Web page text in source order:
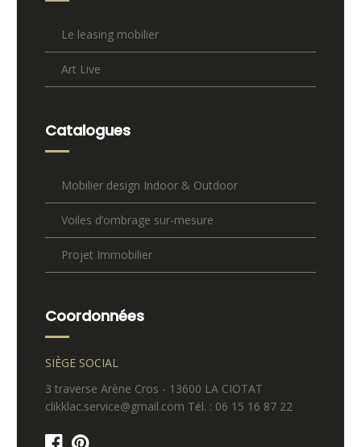
Le leasing mobilier
Art Live
Catalogues
Mobilier design Indoor & Outdoor
Voiles d’ombrage sur-mesure
Projet Immobilier
Coordonnées
SIÈGE SOCIAL
3 traverse Arène Cros - 13600 LA CIOTAT
clikklac.service@gmail.com Tél. : 06 15 16 87 22